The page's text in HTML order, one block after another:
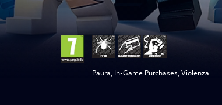
Paura, In-Game Purchases, Violenza